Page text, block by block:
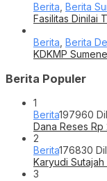
Berita Berita
Fasilitas Dinilai
Berita Berita
KDKMP
Berita Populer
1
Berita197960
Dana Reses
2
Berita176830
Karyudi
3